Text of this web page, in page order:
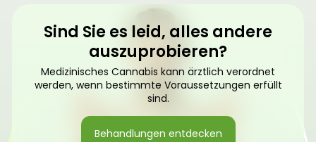
Sind Sie es leid, alles andere
auszuprobieren?
Medizinisches Cannabis kann ärztlich verordnet
werden, wenn bestimmte Voraussetzungen erfüllt
sind.
Behandlungen entdecken